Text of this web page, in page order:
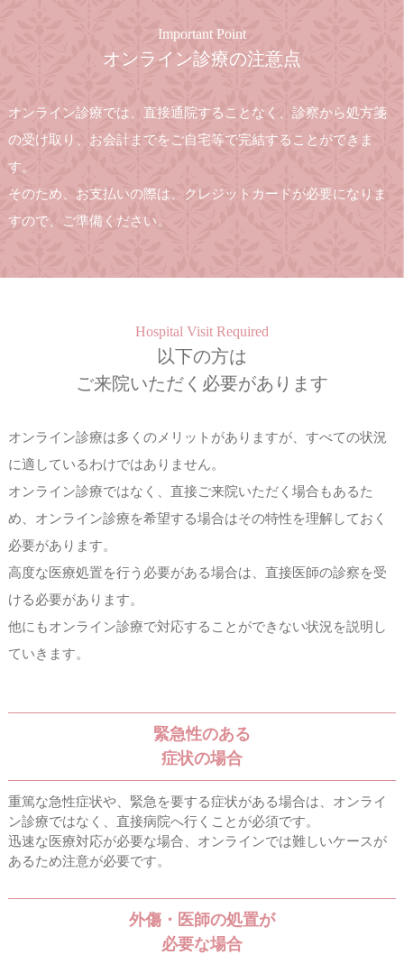
Important Point
オンライン診療の注意点
オンライン診療では、直接通院することなく、診察から処方箋
の受け取り、お会計までをご自宅等で完結することができま
す。
そのため、お支払いの際は、クレジットカードが必要になりま
すので、ご準備ください。
Hospital Visit Required
以下の方は
ご来院いただく必要があります
オンライン診療は多くのメリットがありますが、すべての状況
に適しているわけではありません。
オンライン診療ではなく、直接ご来院いただく場合もあるた
め、 オンライン診療を希望する場合はその特性を理解しておく
必要があります。
高度な医療処置を行う必要がある場合は、直接医師の診察を受
ける必要があります。
他にもオンライン診療で対応することができない状況を説明し
ていきます。
緊急性のある
症状の場合
重篤な急性症状や、緊急を要する症状がある場合は、オンライ
ン診療ではなく、直接病院へ行くことが必須です。
迅速な医療対応が必要な場合、オンラインでは難しいケースが
あるため注意が必要です。
外傷・医師の処置が
必要な場合